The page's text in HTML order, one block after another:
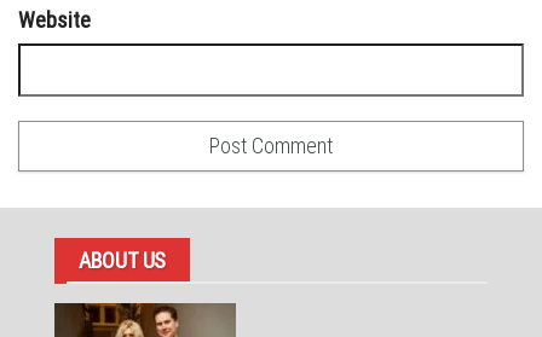
Website
ABOUT US